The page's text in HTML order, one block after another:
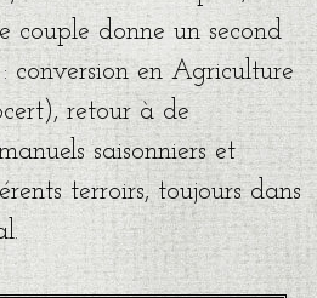
couple donne un second
conversion en Agriculture
retour à de
saisonniers et
terroirs, toujours dans